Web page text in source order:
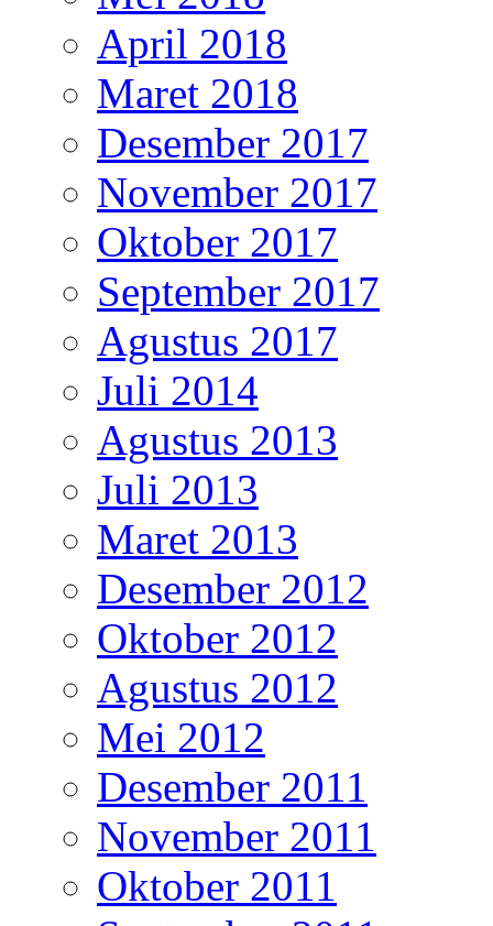
April 2018
Maret 2018
Desember 2017
November 2017
Oktober 2017
September 2017
Agustus 2017
Juli 2014
Agustus 2013
Juli 2013
Maret 2013
Desember 2012
Oktober 2012
Agustus 2012
Mei 2012
Desember 2011
November 2011
Oktober 2011